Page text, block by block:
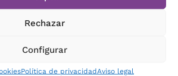
Rechazar
Configurar
Política de privacidadAviso legal
deChic Events Shop, un
especializado en hacer de tu
sus mesas dulces y su
están marcados por la